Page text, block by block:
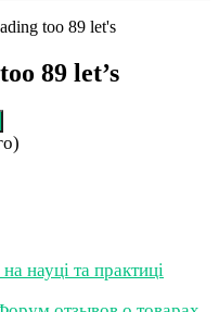
too 89 let's
89 let’s
науці та практиці